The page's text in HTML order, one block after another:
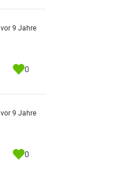
vor 9 Jahre
0
vor 9 Jahre
0